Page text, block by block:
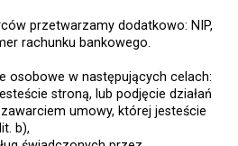
przetwarzamy dodatkowo: NIP,
rachunku bankowego.
osobowe w następujących celach:
stroną, lub podjęcie działań
umowy, której jesteście
b),